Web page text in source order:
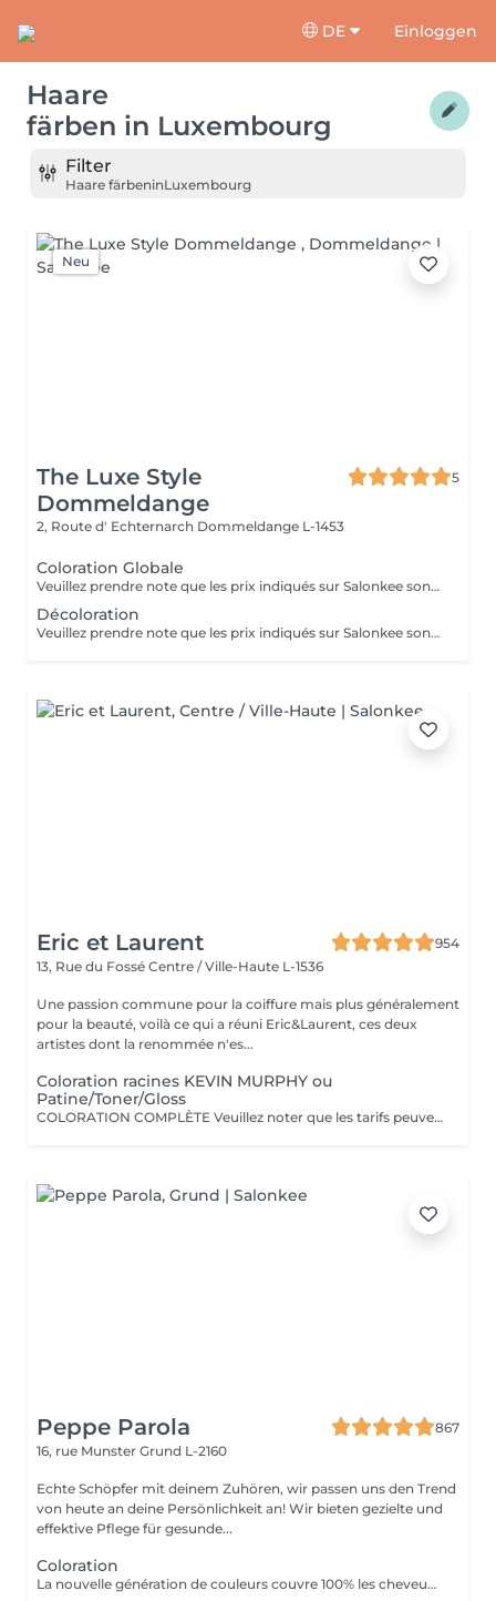
DE Einloggen
Haare
färben in Luxembourg
Filter
Haare färbeninLuxembourg
Neu
The Luxe Style
Dommeldange
5
2, Route d' Echternarch Dommeldange L-1453
Coloration Globale
Veuillez prendre note que les prix indiqués sur Salonkee sont communiqués à titre informatif et s'entendent de base. Ces derniers sont susceptibles de varier selon le diagnostic réalisé à votre arrivée au salon et l'expertise du professionnel à qui vous confiez votre beauté. Dans tous les cas, un devis précis vous sera proposé et toutes réalisations de prestations seront effectuées avec votre accord. Un grand merci d'avance pour votre compréhension. Au plaisir de vous recevoir très vite.
Décoloration
Veuillez prendre note que les prix indiqués sur Salonkee sont communiqués à titre informatif et s'entendent de base. Ces derniers sont susceptibles de varier selon le diagnostic réalisé à votre arrivée au salon et l'expertise du professionnel à qui vous confiez votre beauté. Dans tous les cas, un devis précis vous sera proposé et toutes réalisations de prestations seront effectuées avec votre accord. Un grand merci d'avance pour votre compréhension. Au plaisir de vous recevoir très vite.
Eric et Laurent
954
13, Rue du Fossé Centre / Ville-Haute L-1536
Une passion commune pour la coiffure mais plus généralement
pour la beauté, voilà ce qui a réuni Eric&Laurent, ces deux
artistes dont la renommée n'es...
Coloration racines KEVIN MURPHY ou
Patine/Toner/Gloss
COLORATION COMPLÈTE Veuillez noter que les tarifs peuvent varier en fonction de la longueur des cheveux, de leur densité, de la quantité de produit nécessaire ainsi que de la complexité de la prestation. COLOR.ME by KEVIN.MURPHY Découvrez une expérience de coloration haut de gamme avec COLOR.ME by KEVIN.MURPHY, une gamme de coloration professionnelle alliant performance, innovation et respect de la fibre capillaire. Les avantages : Formule sans ammoniaque, sans PPD et sans parabène Enrichie en miel, beurre de karité et grenade pour nourrir et protéger les cheveux Jusqu'à 100 % de couverture des cheveux blancs Couleur intense, lumineuse et durable Respect optimal de la fibre capillaire et du cuir chevelu Cheveux visiblement plus doux, brillants et éclatants de santé Formule cruelty-free, développée dans le respect du bien-être animal Une expérience de coloration premium qui associe l'excellence de la couleur à des actifs de soin performants, pour un résultat sur mesure, éclatant et naturellement sophistiqué.
Peppe Parola
867
16, rue Munster Grund L-2160
Echte Schöpfer mit deinem Zuhören, wir passen uns den Trend
von heute an deine Persönlichkeit an! Wir bieten gezielte und
effektive Pflege für gesunde...
Coloration
La nouvelle génération de couleurs couvre 100% les cheveux blancs, ce qui rend le traitement aussi naturel que possible car il ne contient ni ammoniaque, ni PPD (paraphénylènediamine), ni résorcine, ni paraben ni Nichel. L'ajout d'extrait de feuille de Baobab confère à la crème une grande valeur cosmétique, offrant protection, hydratation, brillance et douceur au toucher. Il contient également de l'huile d'argan, de l'huile de karité, de l'huile de pépins de raisin et de l'extrait de citron en remplacement de la paraffine. Ces composants d'origine végétale sont reconnus pour leur pouvoir hydratant, nourrissant et polissant exceptionnel.